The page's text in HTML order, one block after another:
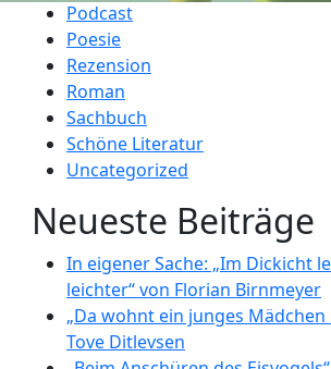
Podcast
Poesie
Rezension
Roman
Sachbuch
Schöne Literatur
Uncategorized
Neueste Beiträge
In eigener Sache: „Im Dickicht
leichter“ von Florian Birnmeyer
„Da wohnt ein junges Mädchen
Tove Ditlevsen